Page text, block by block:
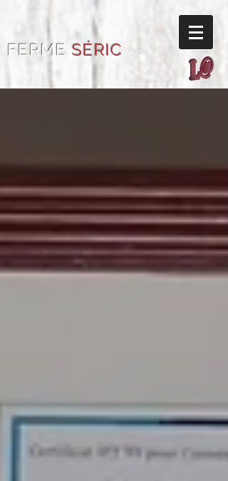
FERME SÉRIC INC.